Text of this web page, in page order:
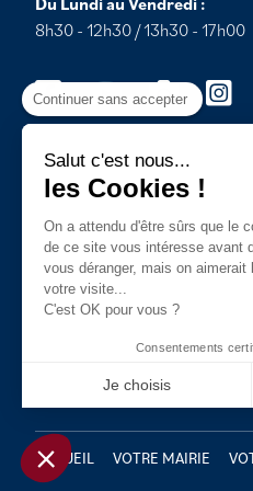
8h30 - 12h30 / 13h30 - 17h00
ACCUEIL VOTRE MAIRIE
Continuer sans accepter
Salut c'est nous...
les Cookies !
On a attendu d'être sûrs que le
de ce site vous intéresse avant
vous déranger, mais on
votre visite...
C'est OK pour vous ?
Consentements
Je choisis
Notre plateforme vous